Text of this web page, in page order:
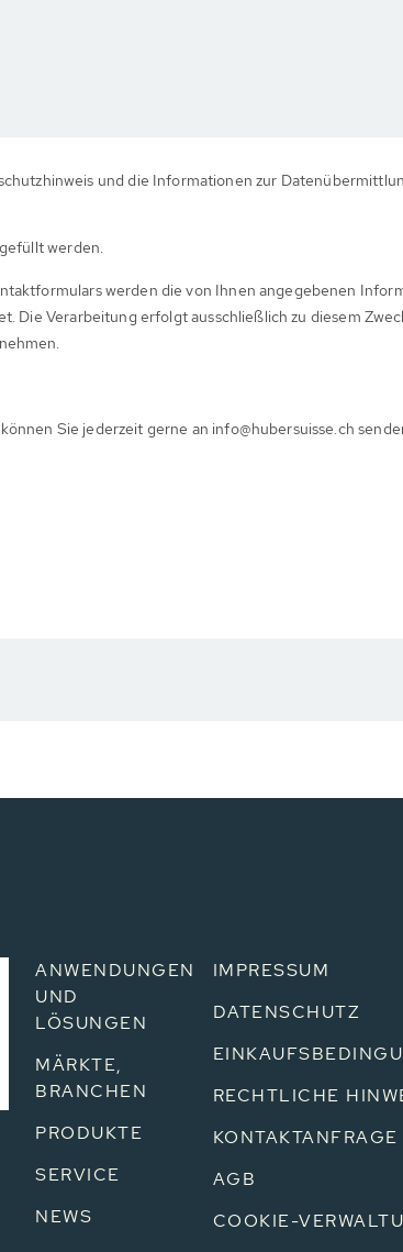
und die Informationen zur
werden.
werden die von Ihnen angegebenen
Die Verarbeitung erfolgt ausschließlich zu diesem
Sie jederzeit gerne an info@hubersuisse.ch
ANWENDUNGEN
UND
LÖSUNGEN
MÄRKTE,
BRANCHEN
PRODUKTE
SERVICE
NEWS
IMPRESSUM
DATENSCHUTZ
RECHTLICHE
KONTAKTANFRAGE
AGB
COOKIE-